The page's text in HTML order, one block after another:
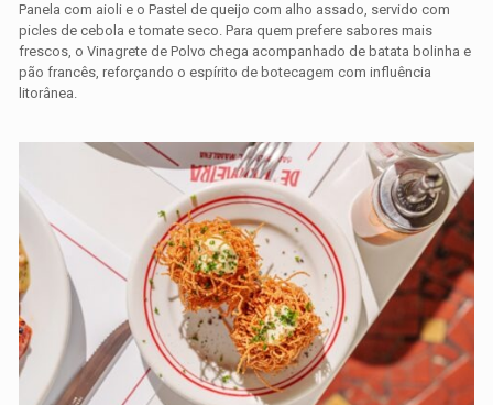
Panela com aioli e o Pastel de queijo com alho assado, servido com
picles de cebola e tomate seco. Para quem prefere sabores mais
frescos, o Vinagrete de Polvo chega acompanhado de batata bolinha e
pão francês, reforçando o espírito de botecagem com influência
litorânea.